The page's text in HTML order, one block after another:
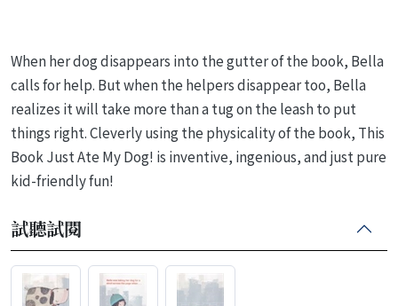
When her dog disappears into the gutter of the book, Bella
calls for help. But when the helpers disappear too, Bella
realizes it will take more than a tug on the leash to put
things right. Cleverly using the physicality of the book, This
Book Just Ate My Dog! is inventive, ingenious, and just pure
kid-friendly fun!
試聽試閱